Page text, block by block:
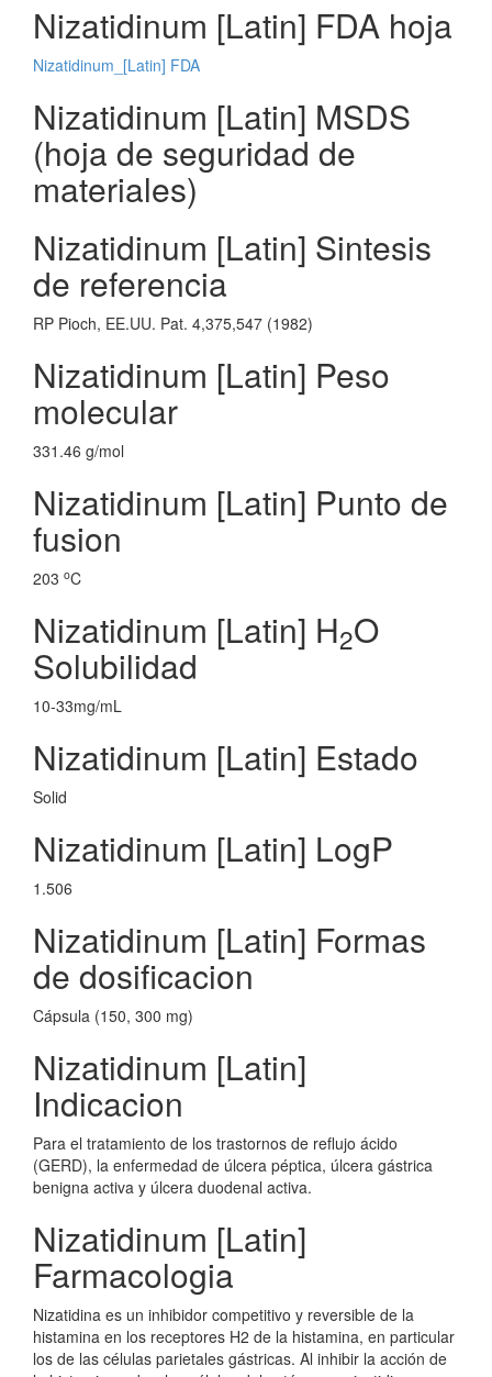
Nizatidinum [Latin] FDA hoja
Nizatidinum_[Latin] FDA
Nizatidinum [Latin] MSDS
(hoja de seguridad de
materiales)
Nizatidinum [Latin] Sintesis
de referencia
RP Pioch, EE.UU. Pat. 4,375,547 (1982)
Nizatidinum [Latin] Peso
molecular
331.46 g/mol
Nizatidinum [Latin] Punto de
fusion
203 oC
Nizatidinum [Latin] H2O
Solubilidad
10-33mg/mL
Nizatidinum [Latin] Estado
Solid
Nizatidinum [Latin] LogP
1.506
Nizatidinum [Latin] Formas
de dosificacion
Cápsula (150, 300 mg)
Nizatidinum [Latin]
Indicacion
Para el tratamiento de los trastornos de reflujo ácido
(GERD), la enfermedad de úlcera péptica, úlcera gástrica
benigna activa y úlcera duodenal activa.
Nizatidinum [Latin]
Farmacologia
Nizatidina es un inhibidor competitivo y reversible de la
histamina en los receptores H2 de la histamina, en particular
los de las células parietales gástricas. Al inhibir la acción de